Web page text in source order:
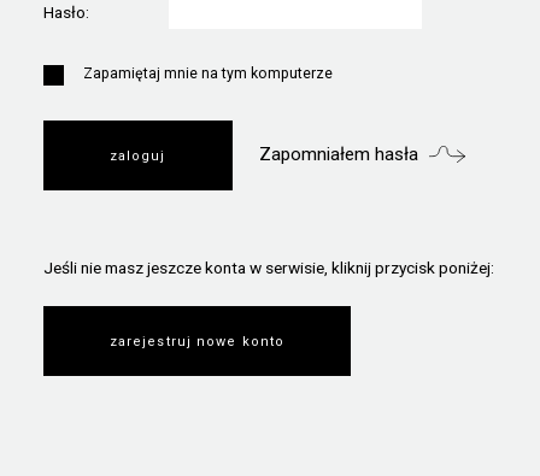
Hasło:
Zapamiętaj mnie na tym komputerze
Zapomniałem hasła
Jeśli nie masz jeszcze konta w serwisie, kliknij przycisk poniżej:
zarejestruj nowe konto